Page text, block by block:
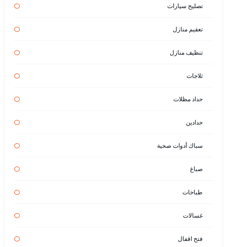
تصليح سيارات
تعقيم منازل
تنظيف منازل
ثلاجات
حداد مظلات
حدادين
سباك أدوات صحية
صباغ
طباخات
غسالات
فتح اقفال